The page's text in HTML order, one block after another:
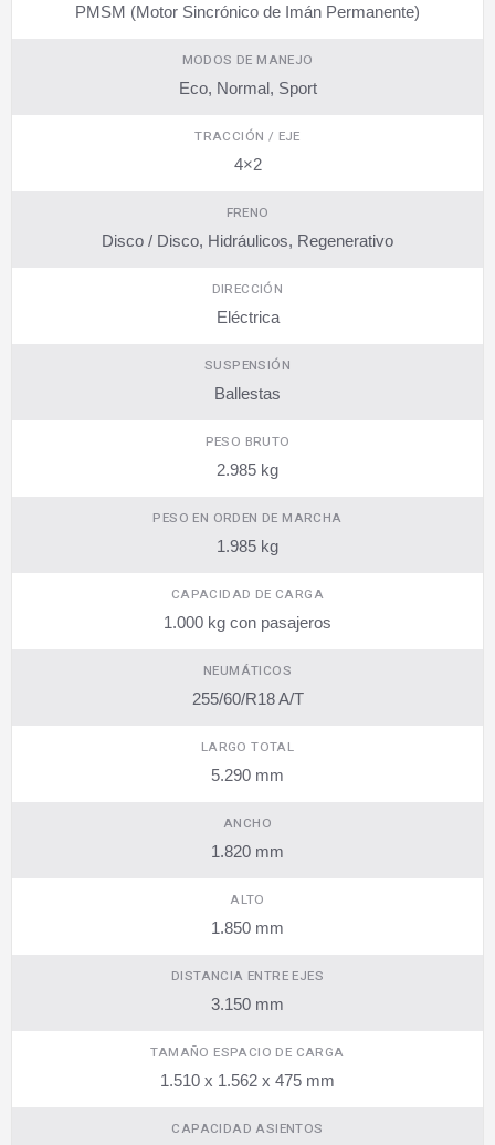
PMSM (Motor Sincrónico de Imán Permanente)
MODOS DE MANEJO
Eco, Normal, Sport
TRACCIÓN / EJE
4×2
FRENO
Disco / Disco, Hidráulicos, Regenerativo
DIRECCIÓN
Eléctrica
SUSPENSIÓN
Ballestas
PESO BRUTO
2.985 kg
PESO EN ORDEN DE MARCHA
1.985 kg
CAPACIDAD DE CARGA
1.000 kg con pasajeros
NEUMÁTICOS
255/60/R18 A/T
LARGO TOTAL
5.290 mm
ANCHO
1.820 mm
ALTO
1.850 mm
DISTANCIA ENTRE EJES
3.150 mm
TAMAÑO ESPACIO DE CARGA
1.510 x 1.562 x 475 mm
CAPACIDAD ASIENTOS